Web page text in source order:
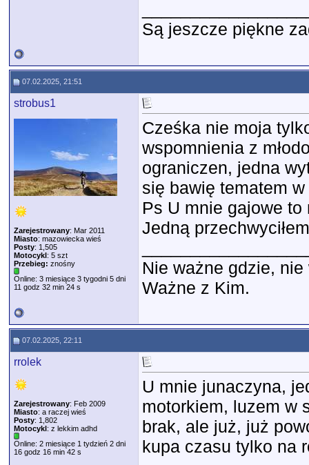
Są jeszcze piękne
07.02.2025, 21:51
strobus1
Zarejestrowany: Mar 2011
Miasto: mazowiecka wieś
Posty: 1,505
Motocykl: 5 szt
Przebieg: znośny
Online: 3 miesiące 3 tygodni 5 dni
11 godz 32 min 24 s
Cześka nie moja
wspomnienia z
ograniczen, jedna
się bawię tematem
Ps U mnie gajowe to
Jedną
Nie ważne gdzie,
Ważne z Kim.
07.02.2025, 22:11
rrolek
Zarejestrowany: Feb 2009
Miasto: a raczej wieś
Posty: 1,802
Motocykl: z lekkim adhd
Online: 2 miesiące 1 tydzień 2 dni
16 godz 16 min 42 s
U mnie junaczyna,
motorkiem, luzem w
brak, ale już, już
kupa czasu tylko na